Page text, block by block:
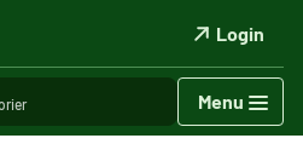
Login
Menu